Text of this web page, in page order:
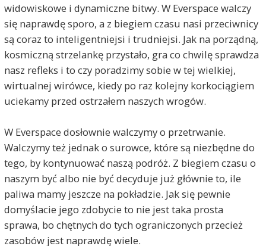
widowiskowe i dynamiczne bitwy. W Everspace walczy
się naprawdę sporo, a z biegiem czasu nasi przeciwnicy
są coraz to inteligentniejsi i trudniejsi. Jak na porządną,
kosmiczną strzelankę przystało, gra co chwilę sprawdza
nasz refleks i to czy poradzimy sobie w tej wielkiej,
wirtualnej wirówce, kiedy po raz kolejny korkociągiem
uciekamy przed ostrzałem naszych wrogów.
W Everspace dosłownie walczymy o przetrwanie.
Walczymy też jednak o surowce, które są niezbędne do
tego, by kontynuować naszą podróż. Z biegiem czasu o
naszym być albo nie być decyduje już głównie to, ile
paliwa mamy jeszcze na pokładzie. Jak się pewnie
domyślacie jego zdobycie to nie jest taka prosta
sprawa, bo chętnych do tych ograniczonych przecież
zasobów jest naprawdę wiele.